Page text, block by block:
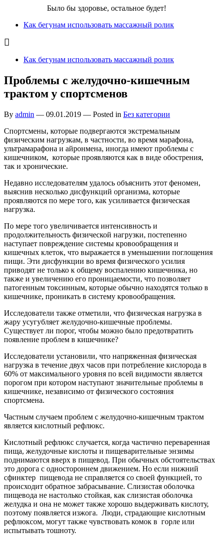
Было бы здоровье, остальное будет!
Как бегунам использовать массажный ролик
Как бегунам использовать массажный ролик
Проблемы с желудочно-кишечным
трактом у спортсменов
By admin — 09.01.2019 — Posted in Без категории
Спортсмены, которые подвергаются экстремальным
физическим нагрузкам, в частности, во время марафона,
ультрамарафона и айронмена, иногда имеют проблемы с
кишечником, которые проявляются как в виде обострения,
так и хронические.
Недавно исследователям удалось объяснить этот феномен,
выяснив несколько дисфункций организма, которые
проявляются по мере того, как усиливается физическая
нагрузка.
По мере того увеличивается интенсивность и
продолжительность физической нагрузки, постепенно
наступает повреждение системы кровообращения и
кишечных клеток, что выражается в уменьшении поглощения
пищи. Эти дисфункции во время физического усилия
приводят не только к общему воспалению кишечника, но
также и увеличению его проницаемости, что позволяет
патогенным токсинным, которые обычно находятся только в
кишечнике, проникать в систему кровообращения.
Исследователи также отметили, что физическая нагрузка в
жару усугубляет желудочно-кишечные проблемы.
Существует ли порог, чтобы можно было предотвратить
появление проблем в кишечнике?
Исследователи установили, что напряженная физическая
нагрузка в течение двух часов при потребление кислорода в
60% от максимального уровня по всей видимости является
порогом при котором наступают значительные проблемы в
кишечнике, независимо от физического состояния
спортсмена.
Частным случаем проблем с желудочно-кишечным трактом
является кислотный рефлюкс.
Кислотный рефлюкс случается, когда частично переваренная
пища, желудочные кислоты и пищеварительные энзимы
поднимаются вверх в пищевод. При обычных обстоятельствах
это дорога с одностороннем движением. Но если нижний
сфинктер пищевода не справляется со своей функцией, то
происходит обратное забрасывание. Слизистая оболочка
пищевода не настолько стойкая, как слизистая оболочка
желудка и она не может также хорошо выдерживать кислоту,
поэтому появляется изжога. Люди, страдающие кислотным
рефлюксом, могут также чувствовать комок в горле или
испытывать тошноту.